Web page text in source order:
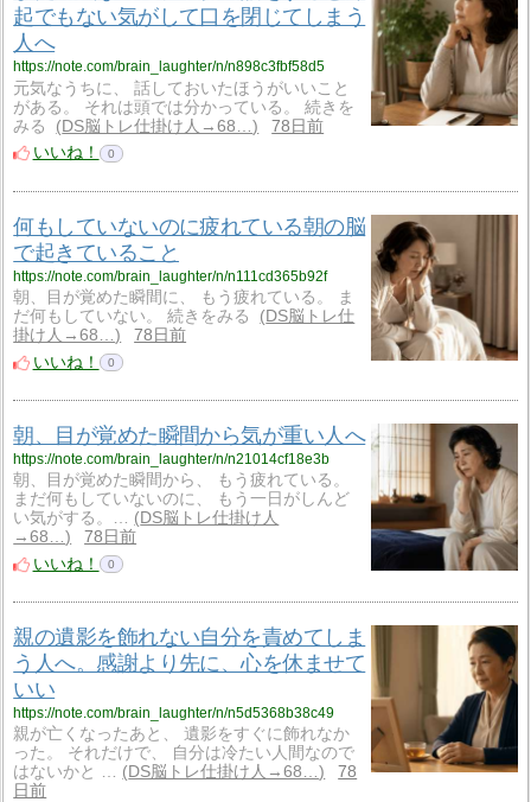
起でもない気がして口を閉じてしまう
人へ
https://note.com/brain_laughter/n/n898c3fbf58d5
元気なうちに、 話しておいたほうがいいこと
がある。 それは頭では分かっている。 続きを
みる
DS脳トレ仕掛け人→68…
78日前
いいね！
0
何もしていないのに疲れている朝の脳
で起きていること
https://note.com/brain_laughter/n/n111cd365b92f
朝、目が覚めた瞬間に、 もう疲れている。 ま
だ何もしていない。 続きをみる
DS脳トレ仕
掛け人→68…
78日前
いいね！
0
朝、目が覚めた瞬間から気が重い人へ
https://note.com/brain_laughter/n/n21014cf18e3b
朝、目が覚めた瞬間から、 もう疲れている。
まだ何もしていないのに、 もう一日がしんど
い気がする。…
DS脳トレ仕掛け人
→68…
78日前
いいね！
0
親の遺影を飾れない自分を責めてしま
う人へ。感謝より先に、心を休ませて
いい
https://note.com/brain_laughter/n/n5d5368b38c49
親が亡くなったあと、 遺影をすぐに飾れなか
った。 それだけで、 自分は冷たい人間なので
はないかと …
DS脳トレ仕掛け人→68…
78
日前